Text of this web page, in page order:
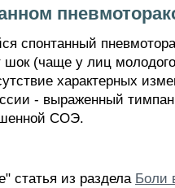
спонтанный
(чаще у лиц
характерных
- выраженный
СОЭ.
статья из раздела Боли